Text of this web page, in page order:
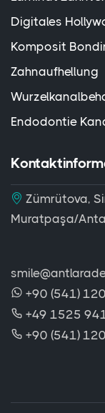
Digitales
Komposit
Zahnaufhellung
Endodontie
Zümrütova,
Muratpaşa/
+90 (541)
+49 1525
+90 (541)